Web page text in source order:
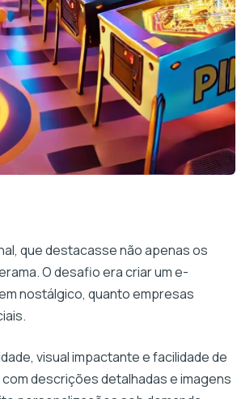
que destacasse não apenas os
O desafio era criar um e-
nostálgico, quanto empresas
visual impactante e facilidade de
descrições detalhadas e imagens